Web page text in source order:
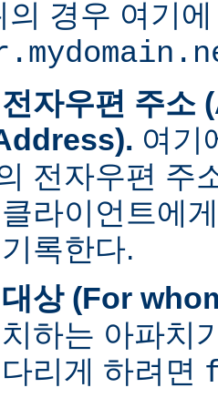
경우 여기에
자우편 주
여기
전자우편 주
라이언트에
록한다.
상 (For
하는 아파치
리게 하려면